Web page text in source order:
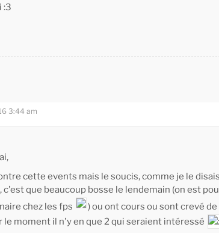
:3
3:44 am
cette events mais le soucis, comme je le
c'est que beaucoup bosse le lendemain (on est
chez les fps
) ou ont cours ou sont crevé
le moment il n'y en que 2 qui seraient intéressé